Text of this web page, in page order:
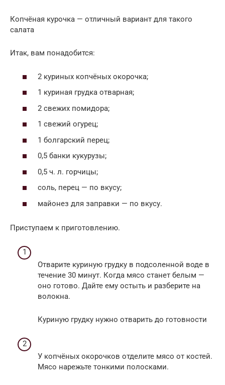
Копчёная курочка — отличный вариант для такого
салата
Итак, вам понадобится:
2 куриных копчёных окорочка;
1 куриная грудка отварная;
2 свежих помидора;
1 свежий огурец;
1 болгарский перец;
0,5 банки кукурузы;
0,5 ч. л. горчицы;
соль, перец — по вкусу;
майонез для заправки — по вкусу.
Приступаем к приготовлению.
Отварите куриную грудку в подсоленной воде в
течение 30 минут. Когда мясо станет белым —
оно готово. Дайте ему остыть и разберите на
волокна.
Куриную грудку нужно отварить до готовности
У копчёных окорочков отделите мясо от костей.
Мясо нарежьте тонкими полосками.